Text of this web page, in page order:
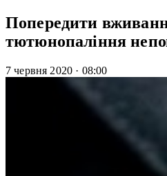
Попередити
тютюнопаління
7 червня 2020 · 08:00